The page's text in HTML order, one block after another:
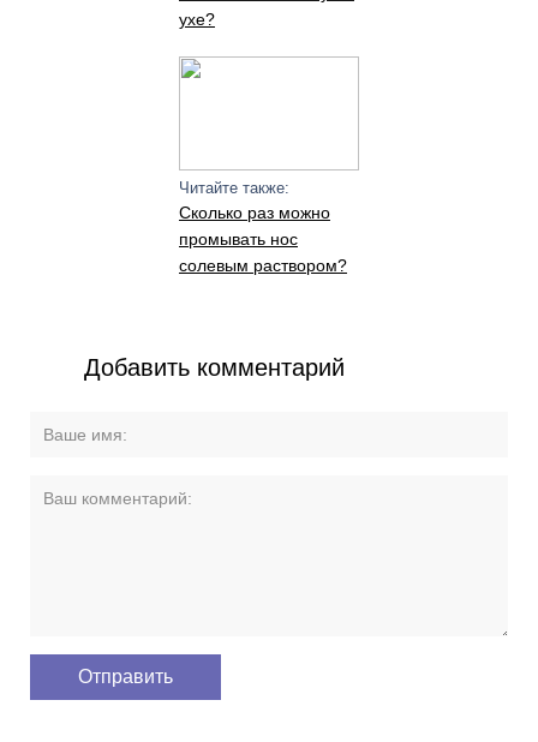
ухе?
Читайте также:
Сколько раз можно
промывать нос
солевым раствором?
Добавить комментарий